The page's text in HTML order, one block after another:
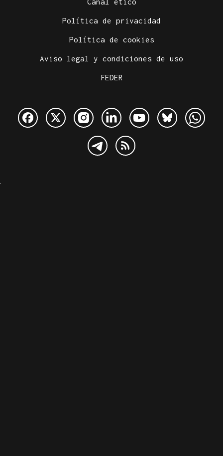
Política de privacidad
Política de cookies
Aviso legal y condiciones de uso
FEDER